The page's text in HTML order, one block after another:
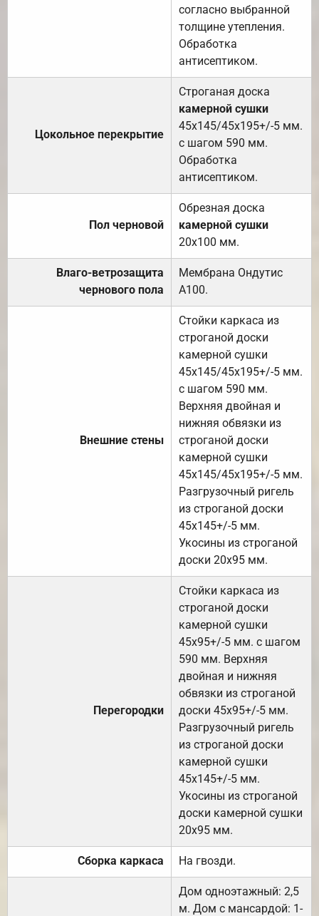
согласно выбранной
толщине утепления.
Обработка
антисептиком.
Цокольное перекрытие
Строганая доска
камерной сушки
45х145/45х195+/-5 мм.
с шагом 590 мм.
Обработка
антисептиком.
Пол черновой
Обрезная доска
камерной сушки
20х100 мм.
Влаго-ветрозащита
чернового пола
Мембрана Ондутис
А100.
Внешние стены
Стойки каркаса из
строганой доски
камерной сушки
45х145/45х195+/-5 мм.
с шагом 590 мм.
Верхняя двойная и
нижняя обвязки из
строганой доски
камерной сушки
45х145/45х195+/-5 мм.
Разгрузочный ригель
из строганой доски
45х145+/-5 мм.
Укосины из строганой
доски 20х95 мм.
Перегородки
Стойки каркаса из
строганой доски
камерной сушки
45х95+/-5 мм. с шагом
590 мм. Верхняя
двойная и нижняя
обвязки из строганой
доски 45х95+/-5 мм.
Разгрузочный ригель
из строганой доски
камерной сушки
45х145+/-5 мм.
Укосины из строганой
доски камерной сушки
20х95 мм.
Сборка каркаса На гвозди.
Дом одноэтажный: 2,5
м. Дом с мансардой: 1-